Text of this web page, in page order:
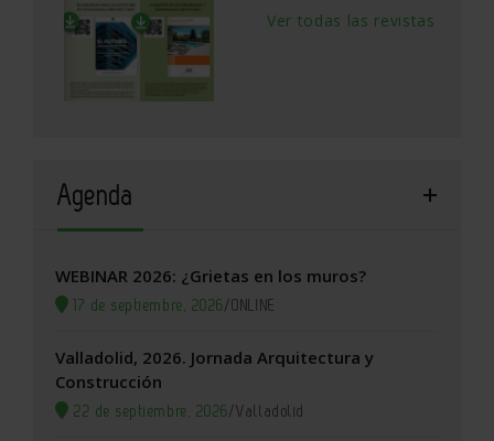
Ver todas las revistas
Agenda
WEBINAR 2026: ¿Grietas en los muros?
17 de septiembre, 2026/ONLINE
Valladolid, 2026. Jornada Arquitectura y
Construcción
22 de septiembre, 2026/Valladolid